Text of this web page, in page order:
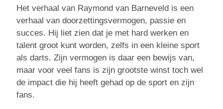
Het verhaal van Raymond van Barneveld is een
verhaal van doorzettingsvermogen, passie en
succes. Hij liet zien dat je met hard werken en
talent groot kunt worden, zelfs in een kleine sport
als darts. Zijn vermogen is daar een bewijs van,
maar voor veel fans is zijn grootste winst toch wel
de impact die hij heeft gehad op de sport en zijn
fans.